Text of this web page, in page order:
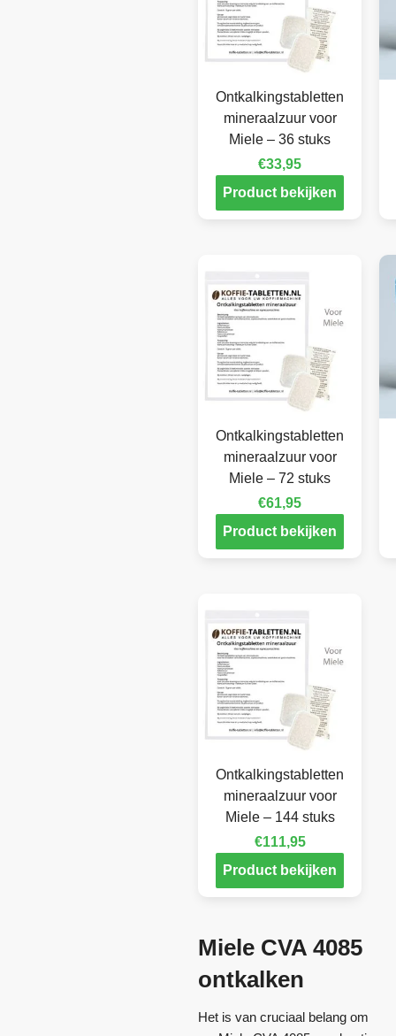
Ontkalkingstabletten
mineraalzuur voor
Miele – 36 stuks
€33,95
Product bekijken
Ontkalkingstabletten
mineraalzuur voor
Miele – 72 stuks
€61,95
Product bekijken
Ontkalkingstabletten
mineraalzuur voor
Miele – 144 stuks
€111,95
Product bekijken
Miele CVA 4085
ontkalken
Het is van cruciaal belang om